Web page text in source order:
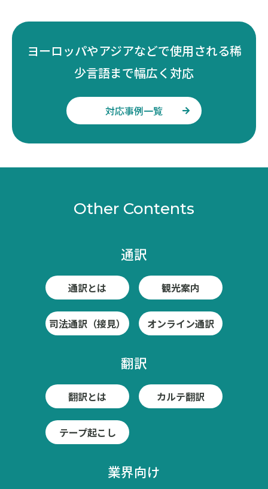
ヨーロッパやアジアなどで使用される稀
少言語まで幅広く対応
対応事例一覧
Other Contents
通訳
通訳とは 観光案内
司法通訳（接見） オンライン通訳
翻訳
翻訳とは カルテ翻訳
テープ起こし
業界向け